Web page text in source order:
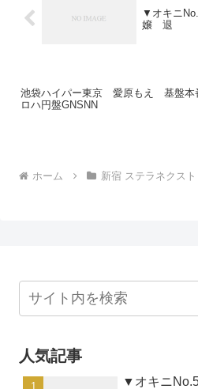
▼オキニ
嬢 退
池袋ハイパー東京 愛原もえ 基盤本
ロハ円盤GNSNN
ホーム 新宿 ステラネクスト
人気記事
▼オキニ